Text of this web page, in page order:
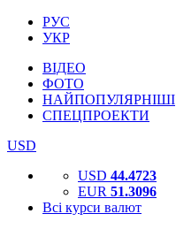
РУС
УКР
ВІДЕО
ФОТО
НАЙПОПУЛЯРНІШІ
СПЕЦПРОЕКТИ
USD
USD 44.4723
EUR 51.3096
Всі курси валют